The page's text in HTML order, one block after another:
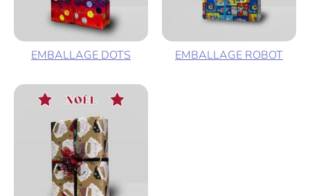
EMBALLAGE DOTS EMBALLAGE ROBOT